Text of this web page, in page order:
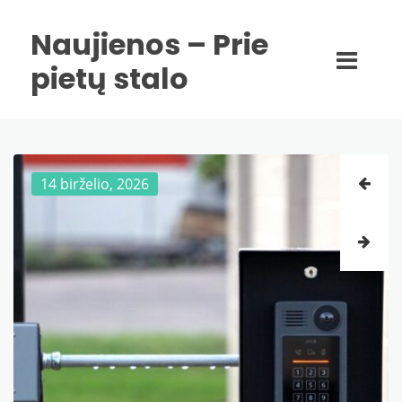
Naujienos – Prie
pietų stalo
14 birželio, 2026
30 gegužės, 2026
29 gegužės, 2026